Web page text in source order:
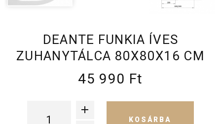
DEANTE FUNKIA ÍVES
ZUHANYTÁLCA 80X80X16 CM
45 990 Ft
KOSÁRBA